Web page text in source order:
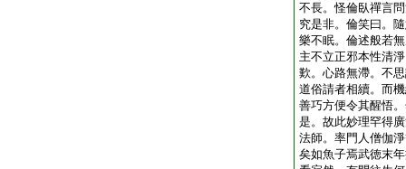
不長。怪倫臥禪言
究是非。倫笑曰。
樂不眠。倫述般若
主不立正邪本性清
歎。心路無滯。不
道俗請者相續。而
善巧方便令其醒悟
是。故此妙理罕得
法師。率門人僧伽
矣如魚子焉武徳末